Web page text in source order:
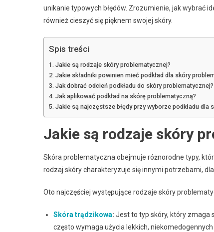
unikanie typowych błędów. Zrozumienie, jak wybrać
również cieszyć się pięknem swojej skóry.
Spis treści
Jakie są rodzaje skóry problematycznej?
Jakie składniki powinien mieć podkład dla skóry
Jak dobrać odcień podkładu do skóry problematycznej?
Jak aplikować podkład na skórę problematyczną?
Jakie są najczęstsze błędy przy wyborze podkładu dla
Jakie są rodzaje skóry
Skóra problematyczna obejmuje różnorodne typy,
rodzaj skóry charakteryzuje się innymi potrzebami,
Oto najczęściej występujące rodzaje skóry
Skóra trądzikowa: Jest to typ skóry, który zmaga
często wymaga użycia lekkich,